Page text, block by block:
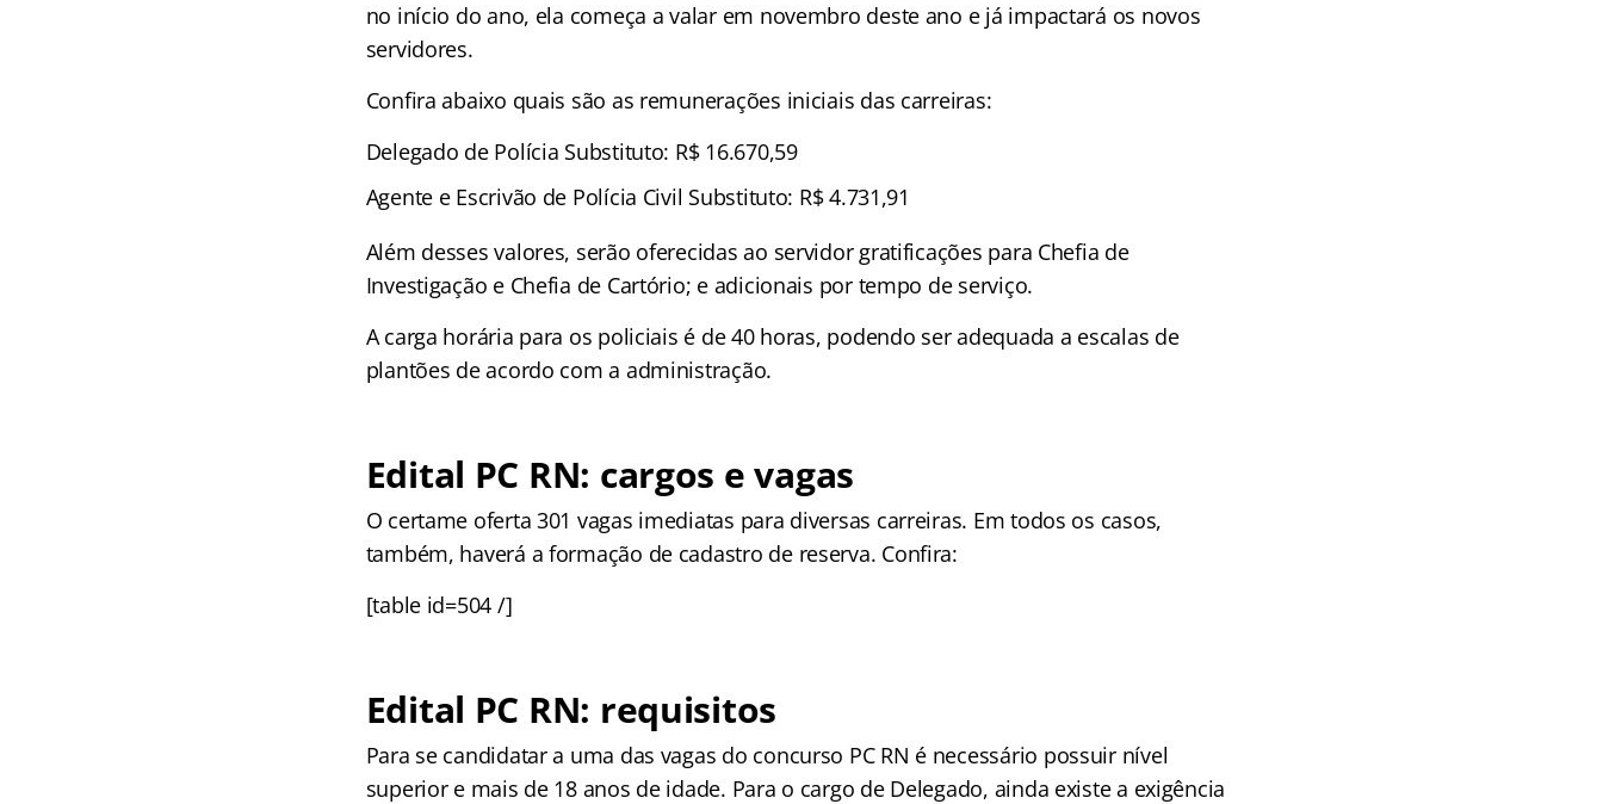
no início do ano, ela começa a valar em novembro deste ano e já impactará os novos
servidores.
Confira abaixo quais são as remunerações iniciais das carreiras:
Delegado de Polícia Substituto: R$ 16.670,59
Agente e Escrivão de Polícia Civil Substituto: R$ 4.731,91
Além desses valores, serão oferecidas ao servidor gratificações para Chefia de
Investigação e Chefia de Cartório; e adicionais por tempo de serviço.
A carga horária para os policiais é de 40 horas, podendo ser adequada a escalas de
plantões de acordo com a administração.
Edital PC RN: cargos e vagas
O certame oferta 301 vagas imediatas para diversas carreiras. Em todos os casos,
também, haverá a formação de cadastro de reserva. Confira:
[table id=504 /]
Edital PC RN: requisitos
Para se candidatar a uma das vagas do concurso PC RN é necessário possuir nível
superior e mais de 18 anos de idade. Para o cargo de Delegado, ainda existe a exigência